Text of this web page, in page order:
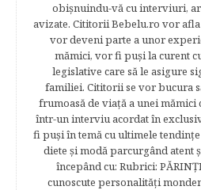
obişnuindu-vă cu interviuri,
avizate. Cititorii Bebelu.ro vor
vor deveni parte a unor
mămici, vor fi puşi la curent
legislative care să le asigure
familiei. Cititorii se vor bucura
frumoasă de viață a unei mămici
într-un interviu acordat în
fi puşi în temă cu ultimele
diete şi modă parcurgând atent
începând cu: Rubrici:
cunoscute personalităţi